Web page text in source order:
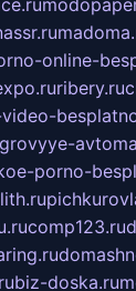
online-
ribery.ru
porno-
comp123.ru
biz-doska.ru